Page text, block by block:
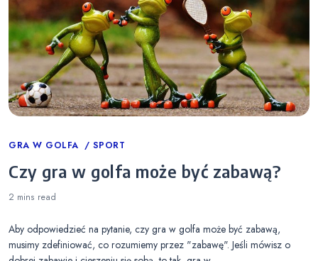
Categories
GRA W GOLFA SPORT
Czy gra w golfa może być zabawą?
2 mins read
Aby odpowiedzieć na pytanie, czy gra w golfa może być zabawą,
musimy zdefiniować, co rozumiemy przez "zabawę". Jeśli mówisz o